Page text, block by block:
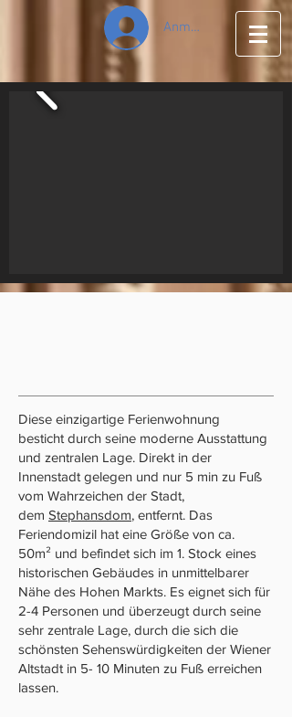
Anmelden
Diese einzigartige Ferienwohnung
besticht durch seine moderne Ausstattung
und zentralen Lage. Direkt in der
Innenstadt gelegen und nur 5 min zu Fuß
vom Wahrzeichen der Stadt,
dem Stephansdom, entfernt. Das
Feriendomizil hat eine Größe von ca.
50m² und befindet sich im 1. Stock eines
historischen Gebäudes in unmittelbarer
Nähe des Hohen Markts. Es eignet sich für
2-4 Personen und überzeugt durch seine
sehr zentrale Lage, durch die sich die
schönsten Sehenswürdigkeiten der Wiener
Altstadt in 5- 10 Minuten zu Fuß erreichen
lassen.